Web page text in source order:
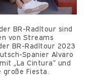
BR-Radltour sind
von Streams
BR-Radltour 2023
Spanier Alvaro
„La Cintura“ und
große Fiesta.